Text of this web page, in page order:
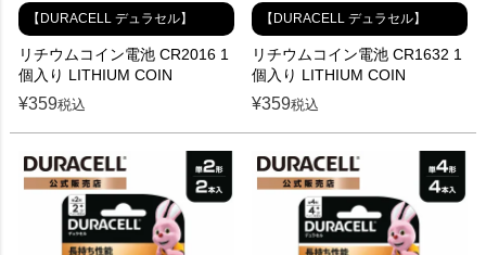
【DURACELL デュラセル】
リチウムコイン電池 CR2016 1
個入り LITHIUM COIN
¥359税込
【DURACELL デュラセル】
リチウムコイン電池 CR1632 1
個入り LITHIUM COIN
¥359税込